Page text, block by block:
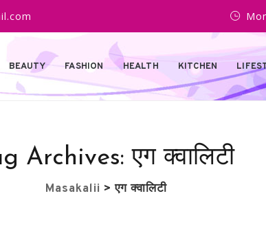
BEAUTY FASHION HEALTH KITCHEN
Archives:एग क्वालिटी
Masakalii >एग क्वालिटी